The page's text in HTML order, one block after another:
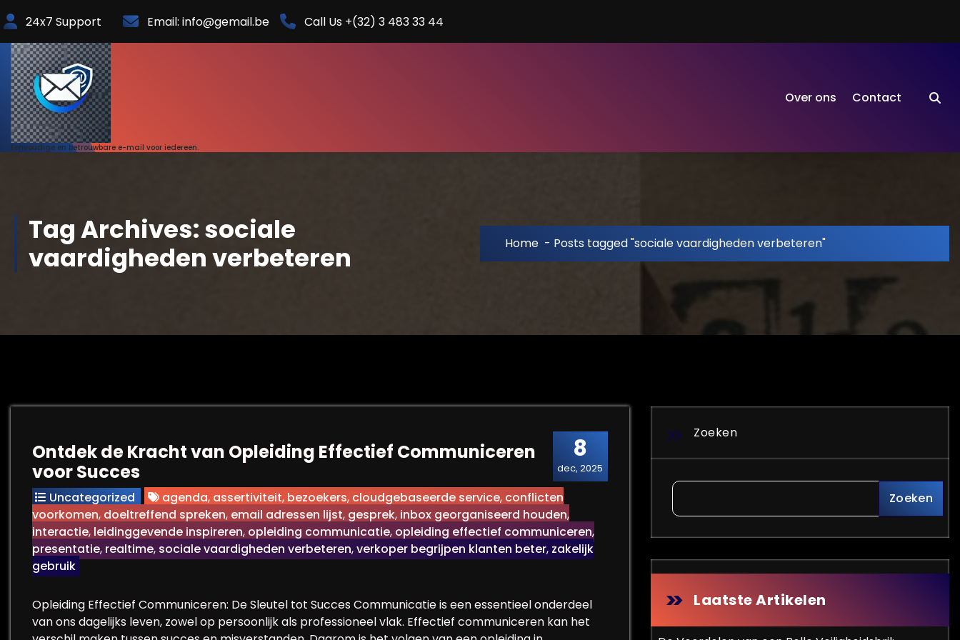
to
Content
24x7 Support Email: info@gemail.be Call Us +(32) 3 483 33 44
Eenvoudige en betrouwbare e-mail voor iedereen.
Over ons Contact
Tag Archives: sociale
vaardigheden verbeteren
Home - Posts tagged "sociale vaardigheden verbeteren"
8
dec, 2025
Ontdek de Kracht van Opleiding Effectief Communiceren
voor Succes
Uncategorized agenda, assertiviteit, bezoekers, cloudgebaseerde service, conflicten
voorkomen, doeltreffend spreken, email adressen lijst, gesprek, inbox georganiseerd houden,
interactie, leidinggevende inspireren, opleiding communicatie, opleiding effectief communiceren,
presentatie, realtime, sociale vaardigheden verbeteren,verkoper begrijpen klanten beter, zakelijk
gebruik
Opleiding Effectief Communiceren: De Sleutel tot Succes Communicatie is een essentieel onderdeel
van ons dagelijks leven, zowel op persoonlijk als professioneel vlak. Effectief communiceren kan het
Zoeken
Zoeken
Laatste Artikelen